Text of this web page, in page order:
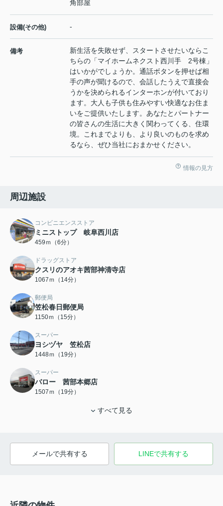
角部屋
設備(その他) -
備考
新生活を失敗せず、スタートさせたいならこ
ちらの「マイホームネクスト西川手 2号棟」
はいかがでしょうか。通話ボタンを押せば相
手の声が聞けるので、会話したうえで直接会
うかを決められるインターホンが付いており
ます。大人も子供も住みやすい快適なお住ま
いをご提供いたします。あなたとパートナー
の皆さんの生活に大きく関わってくる、住環
境。これまでよりも、より良いのものを求め
るなら、ぜひ当社におまかせください。
情報の見方
周辺施設
コンビニエンスストア
ミニストップ 岐阜西川店
459ｍ（6分）
ドラッグストア
クスリのアオキ茜部神清寺店
1067ｍ（14分）
郵便局
笠松春日郵便局
1150ｍ（15分）
スーパー
ヨシヅヤ 笠松店
1448ｍ（19分）
スーパー
バロー 茜部本郷店
1507ｍ（19分）
すべて見る
メールで共有する LINEで共有する